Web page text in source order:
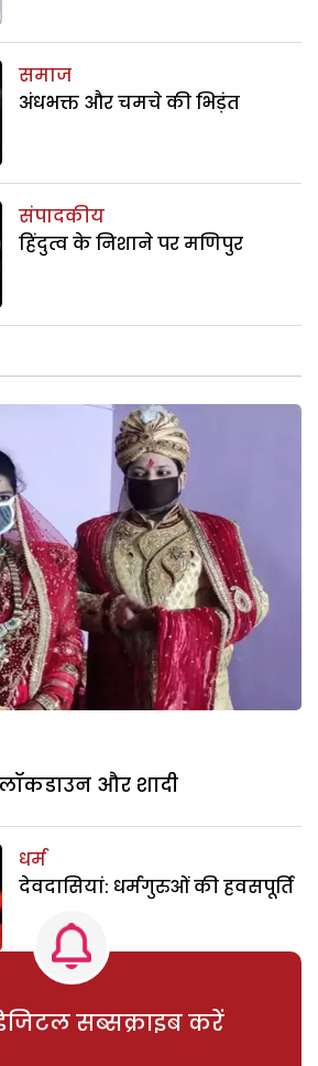
समाज
अंधभक्त और चमचे की भिड़ंत
संपादकीय
हिंदुत्व के निशाने पर मणिपुर
और शादी
धर्म
देवदासियां: धर्मगुरुओं की हवसपूर्ति
सब्सक्राइब करें